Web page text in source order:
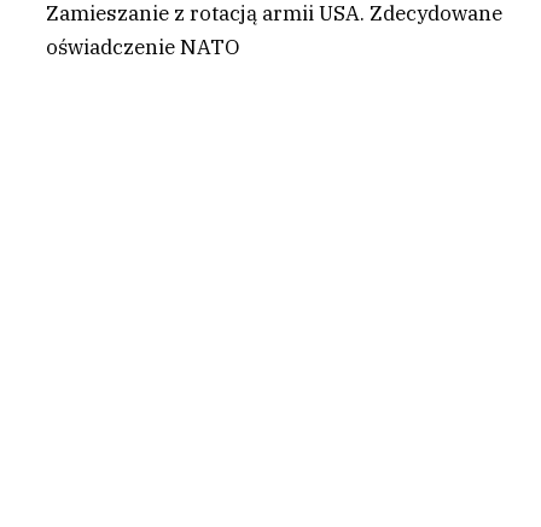
Zamieszanie z rotacją armii USA. Zdecydowane
oświadczenie NATO